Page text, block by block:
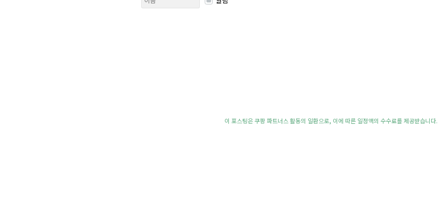
이 포스팅은 쿠팡 파트너스 활동의 일환으로, 이에 따른 일정액의 수수료를 제공받습니다.